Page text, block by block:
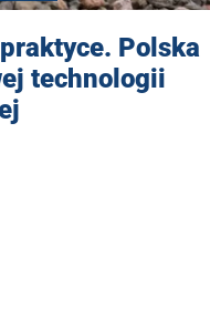
Polska
technologii